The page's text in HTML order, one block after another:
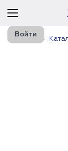
Войти
Главная